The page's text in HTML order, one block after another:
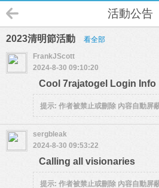
活動公告
2023清明節活動 看全部
FrankJScott
2024-8-30 09:10:20
Cool 7rajatogel Login Info
提示: 作者被禁止或刪除 內容自動屏
sergbleak
2024-8-30 09:53:22
Calling all visionaries
提示: 作者被禁止或刪除 內容自動屏